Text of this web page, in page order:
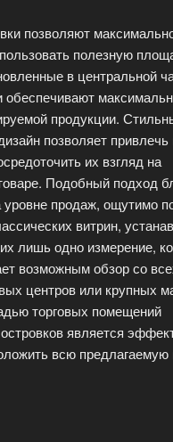
позволяют
полезную
в центральной
обеспечивают
продукции.
позволяет
их взгляд на
Подобный подход
уровне продаж, ощутимо
витрин,
лишь одно измерение,
возможным обзор со
центров или крупных
торговых помещений
является
всю предлагаемую